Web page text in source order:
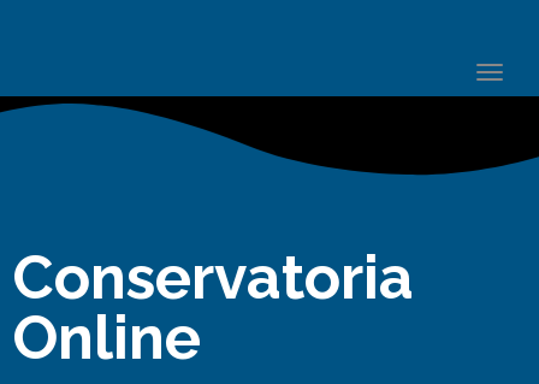
Conservatoria
Online